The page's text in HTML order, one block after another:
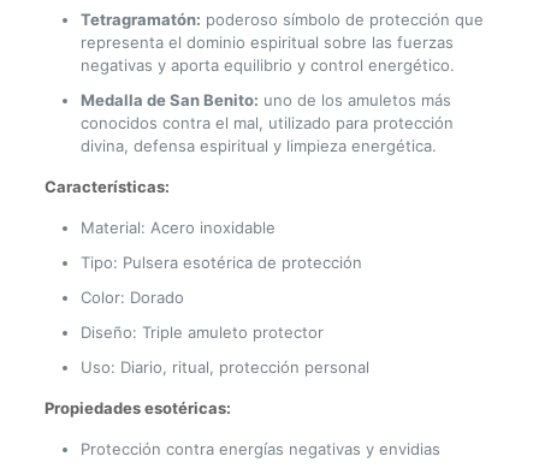
Tetragramatón: poderoso símbolo de protección que
representa el dominio espiritual sobre las fuerzas
negativas y aporta equilibrio y control energético.
Medalla de San Benito: uno de los amuletos más
conocidos contra el mal, utilizado para protección
divina, defensa espiritual y limpieza energética.
Características:
Material: Acero inoxidable
Tipo: Pulsera esotérica de protección
Color: Dorado
Diseño: Triple amuleto protector
Uso: Diario, ritual, protección personal
Propiedades esotéricas:
Protección contra energías negativas y envidias